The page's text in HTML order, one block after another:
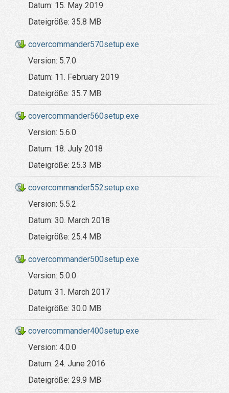
Datum: 15. May 2019
Dateigröße: 35.8 MB
covercommander570setup.exe
Version: 5.7.0
Datum: 11. February 2019
Dateigröße: 35.7 MB
covercommander560setup.exe
Version: 5.6.0
Datum: 18. July 2018
Dateigröße: 25.3 MB
covercommander552setup.exe
Version: 5.5.2
Datum: 30. March 2018
Dateigröße: 25.4 MB
covercommander500setup.exe
Version: 5.0.0
Datum: 31. March 2017
Dateigröße: 30.0 MB
covercommander400setup.exe
Version: 4.0.0
Datum: 24. June 2016
Dateigröße: 29.9 MB